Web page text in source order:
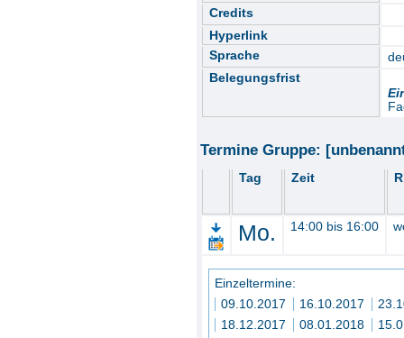
Credits
Hyperlink
Sprache
Belegungsfrist
Termine Gruppe:
Tag Zeit
Mo. 14:00 bis 16:00
Einzeltermine:
09.10.2017
16.10.2017
18.12.2017
08.01.2018